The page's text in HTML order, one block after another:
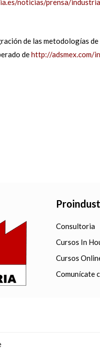
noticias/prensa/
de las metodologías
dehttp://adsmex.com/
Consultoria
Cursos In
Cursos
Comunícate